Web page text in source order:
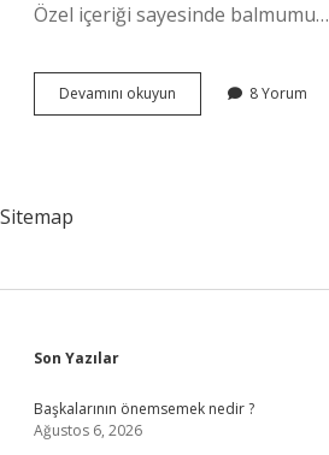
Özel içeriği sayesinde balmumu…
Devamını okuyun Balmumu
Ağrıya
8 Yorum
Sitemap
Sidebar
Son Yazılar
Başkalarının önemsemek nedir ?
Ağustos 6, 2026